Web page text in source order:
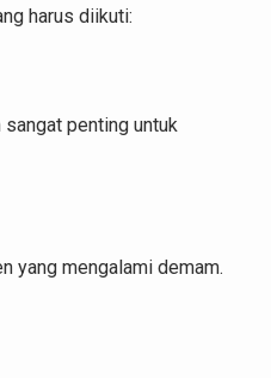
harus diikuti:
penting untuk
yang mengalami demam.